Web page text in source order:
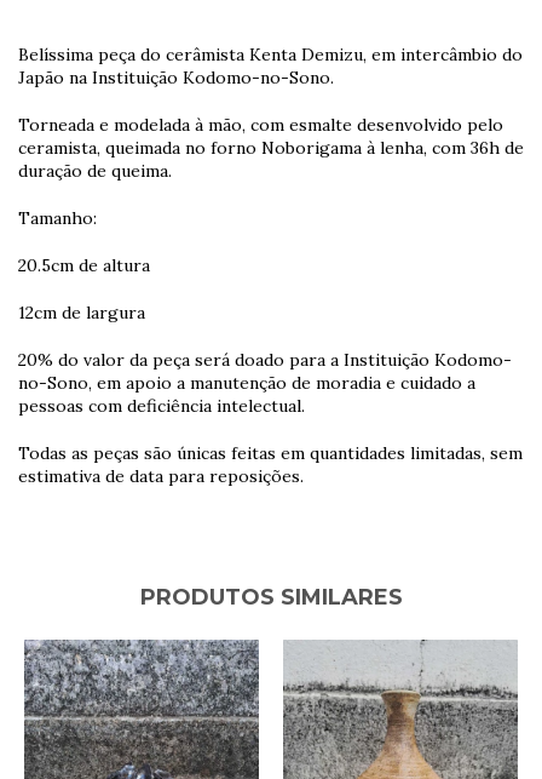
Belíssima peça do cerâmista Kenta Demizu, em intercâmbio do
Japão na Instituição Kodomo-no-Sono.
Torneada e modelada à mão, com esmalte desenvolvido pelo
ceramista, queimada no forno Noborigama à lenha, com 36h de
duração de queima.
Tamanho:
20.5cm de altura
12cm de largura
20% do valor da peça será doado para a Instituição Kodomo-
no-Sono, em apoio a manutenção de moradia e cuidado a
pessoas com deficiência intelectual.
Todas as peças são únicas feitas em quantidades limitadas, sem
estimativa de data para reposições.
PRODUTOS SIMILARES